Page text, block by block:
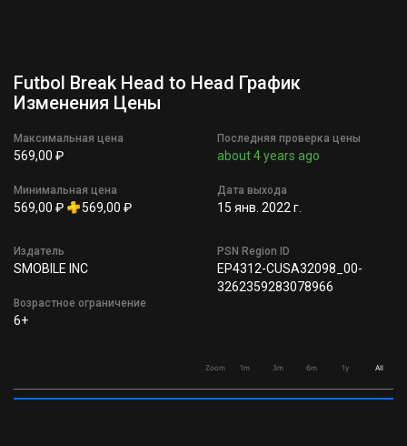
Futbol Break Head to Head График
Изменения Цены
Максимальная цена
569,00 ₽
Минимальная цена
569,00 ₽ 569,00 ₽
Последняя проверка цены
about 4 years ago
Дата выхода
15 янв. 2022 г.
Издатель
SMOBILE INC
Возрастное ограничение
6+
PSN Region ID
EP4312-CUSA32098_00-
3262359283078966
Zoom 1m 3m 6m 1y All